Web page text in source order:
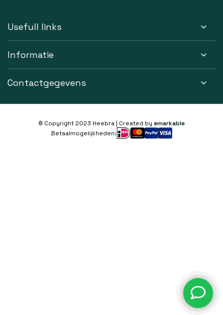
Usefull links
Informatie
Contactgegevens
© Copyright 2023 Heebra | Created by emarkable
Betaalmogelijkheden: